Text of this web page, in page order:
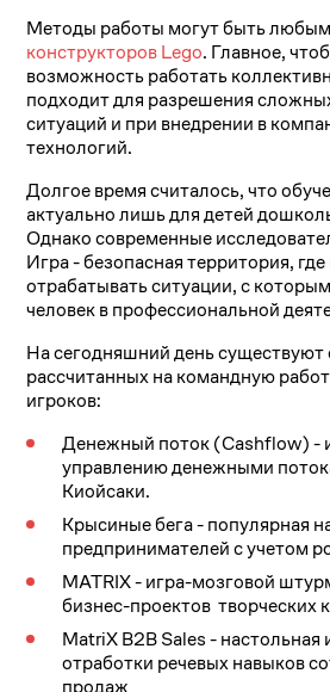
Методы работы могут быть
конструкторов Lego. Главное,
возможность работать
подходит для разрешения
ситуаций и при внедрении в
технологий.
Долгое время считалось, что
актуально лишь для детей
Однако современные
Игра - безопасная территория,
отрабатывать ситуации, с
человек в профессиональной
На сегодняшний день существуют
рассчитанных на командную
игроков:
Денежный поток (Cashflow) -
управлению денежными
Киойсаки.
Крысиные бега - популярная
предпринимателей с учетом
MATRIX - игра-мозговой
бизнес-проектов творческих
MatriX B2B Sales - настольная
отработки речевых навыков